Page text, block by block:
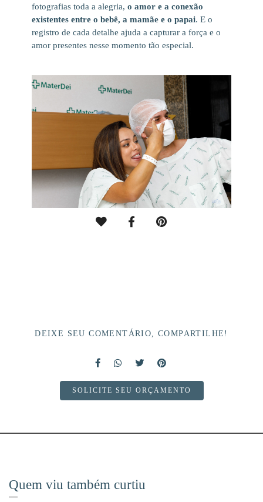
fotografias toda a alegria, o amor e a conexão
existentes entre o bebê, a mamãe e o papai. E o
registro de cada detalhe ajuda a capturar a força e o
amor presentes nesse momento tão especial.
DEIXE SEU COMENTÁRIO, COMPARTILHE!
SOLICITE SEU ORÇAMENTO
Quem viu também curtiu